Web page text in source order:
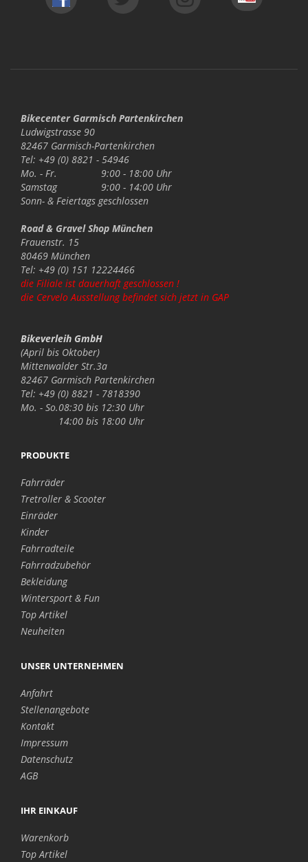
Bikecenter Garmisch Partenkirchen
Ludwigstrasse 90
82467 Garmisch-Partenkirchen
Tel: +49 (0) 8821 - 54946
Mo. - Fr.
9:00 - 18:00 Uhr
Samstag
9:00 - 14:00 Uhr
Sonn- & Feiertagsgeschlossen
Road & Gravel Shop München
Frauenstr. 15
80469 München
Tel: +49 (0) 151 12224466
die Filiale ist dauerhaft geschlossen !
die Cervelo Ausstellung befindet sich jetzt in GAP
Bikeverleih GmbH
(April bis Oktober)
Mittenwalder Str.3a
82467 Garmisch Partenkirchen
Tel: +49 (0) 8821 - 7818390
Mo. - So.08:30 bis 12:30 Uhr
14:00 bis 18:00 Uhr
PRODUKTE
Fahrräder
Tretroller & Scooter
Einräder
Kinder
Fahrradteile
Fahrradzubehör
Bekleidung
Wintersport & Fun
Top Artikel
Neuheiten
UNSER UNTERNEHMEN
Anfahrt
Stellenangebote
Kontakt
Impressum
Datenschutz
AGB
IHR EINKAUF
Warenkorb
Top Artikel